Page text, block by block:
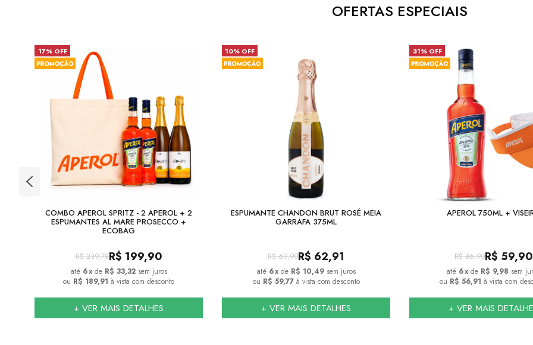
OFERTAS ESPECIAIS
17% OFF
COMBO APEROL SPRITZ - 2 APEROL + 2
ESPUMANTES AL MARE PROSECCO +
ECOBAG
R$ 239,78R$ 199,90
6x de R$ 33,32 sem juros
ou R$ 189,91 à vista com desconto
+ VER MAIS DETALHES
10% OFF
ESPUMANTE CHANDON BRUT ROSÉ MEIA
GARRAFA 375ML
R$ 69,90R$ 62,91
6x de R$ 10,49 sem juros
ou R$ 59,77à vista com desconto
+ VER MAIS DETALHES
31% OFF
APEROL 750ML +
R$ 86,90R$ 59,90
6x de R$ 9,98 sem
ou R$ 56,91 à vista com
+ VER MAIS